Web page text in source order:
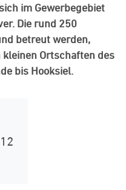
im Gewerbegebiet
Die rund 250
betreut werden,
Ortschaften des
bis Hooksiel.